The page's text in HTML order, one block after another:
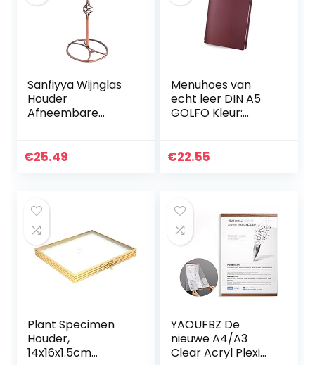
Sanfiyya Wijnglas
Houder
Afneembare
Display Rack
€25.49
Menuhoes van
echt leer DIN A5
GOLFO Kleur:
€22.55
Plant Specimen
Houder,
14x16x1.5cm
YAOUFBZ De
nieuwe A4/A3
Clear Acryl Plexi